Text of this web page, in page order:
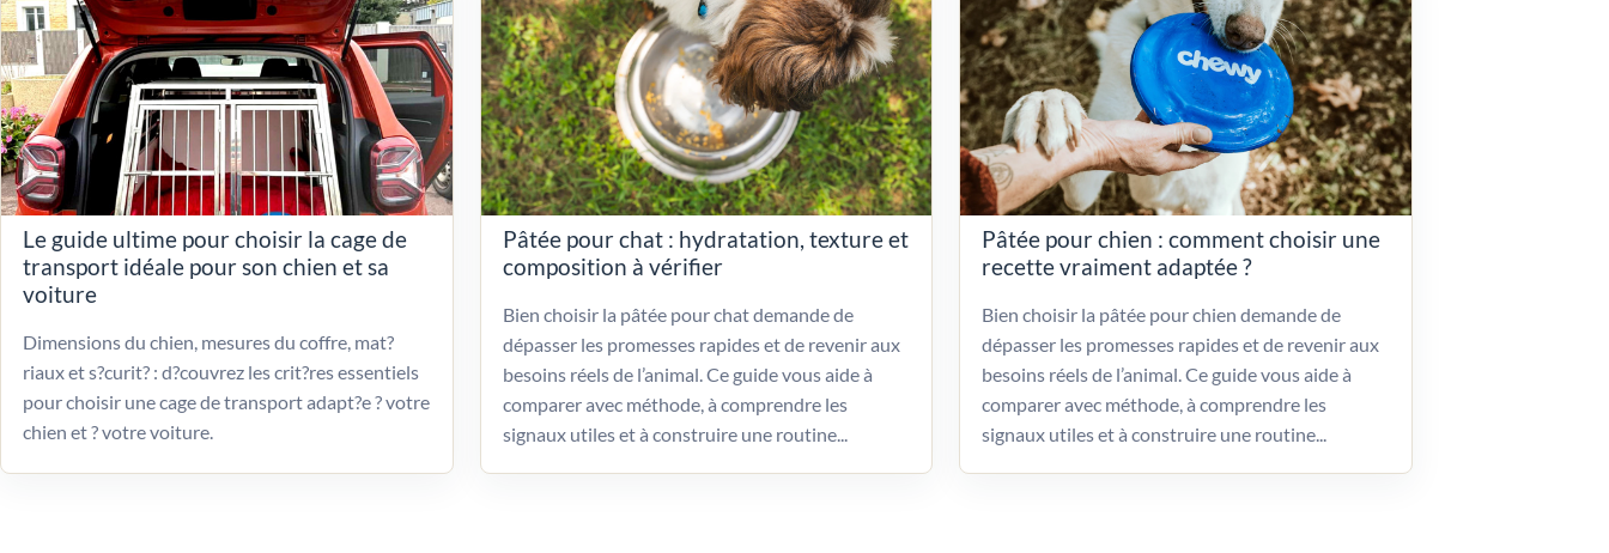
Le guide ultime pour choisir la cage de
transport idéale pour son chien et sa
voiture
Dimensions du chien, mesures du coffre, mat?
riaux et s?curit? : d?couvrez les crit?res essentiels
pour choisir une cage de transport adapt?e ? votre
chien et ? votre voiture.
Pâtée pour chat : hydratation, texture et
composition à vérifier
Bien choisir la pâtée pour chat demande de
dépasser les promesses rapides et de revenir aux
besoins réels de l’animal. Ce guide vous aide à
comparer avec méthode, à comprendre les
signaux utiles et à construire une routine...
Pâtée pour chien : comment choisir une
recette vraiment adaptée ?
Bien choisir la pâtée pour chien demande de
dépasser les promesses rapides et de revenir aux
besoins réels de l’animal. Ce guide vous aide à
comparer avec méthode, à comprendre les
signaux utiles et à construire une routine...